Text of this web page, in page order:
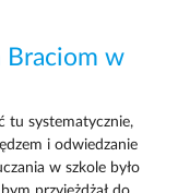
Braciom w
tu systematycznie,
i odwiedzanie
w szkole było